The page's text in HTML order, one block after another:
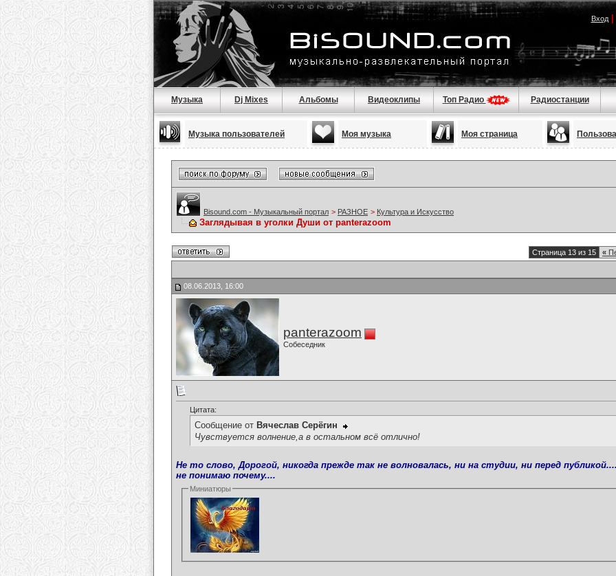
Вход|
Музыка Dj Mixes Альбомы Видеоклипы Топ Радио Радиостанции
Музыка пользователей Моя музыка Моя страница
Bisound.com - Музыкальный портал > РАЗНОЕ > Культура и Искусство
Заглядывая в уголки Души от panterazoom
Страница 13 из 15 «
08.06.2013, 16:00
panterazoom
Собеседник
Цитата:
Сообщение от Вячеслав Серёгин
Чувствуется волнение,а в остальном всё отлично!
Не то слово, Дорогой, никогда прежде так не волновалась, ни на студии, ни перед
не понимаю почему....
Миниатюры